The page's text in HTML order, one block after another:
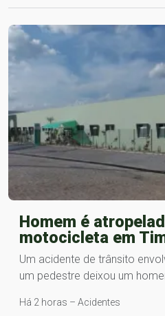
Homem é
motocicleta em
Um acidente de trânsito
um pedestre deixou um
Há 2 horas – Acidentes